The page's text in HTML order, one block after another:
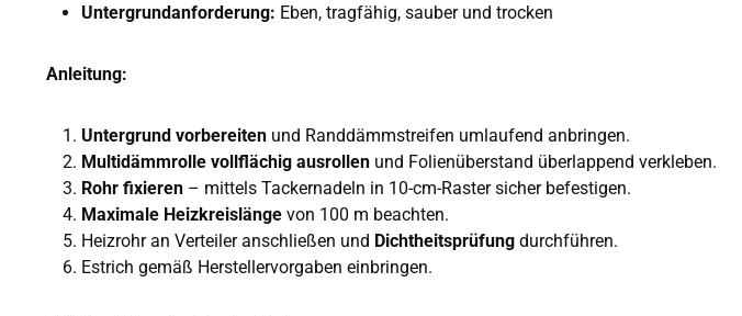
Untergrundanforderung: Eben, tragfähig, sauber und trocken
Anleitung:
Untergrund vorbereiten und Randdämmstreifen umlaufend anbringen.
Multidämmrolle vollflächig ausrollen und Folienüberstand überlappend verkleben.
Rohr fixieren – mittels Tackernadeln in 10-cm-Raster sicher befestigen.
Maximale Heizkreislänge von 100 m beachten.
Heizrohr an Verteiler anschließen und Dichtheitsprüfung durchführen.
Estrich gemäß Herstellervorgaben einbringen.